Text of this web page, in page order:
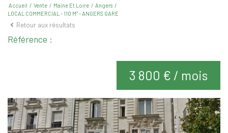
Accueil Vente Maine Et Loire
Angers
LOCAL COMMERCIAL - 110 M² - ANGERS GARE
Retour aux résultats
Référence :
3 800 € / mois